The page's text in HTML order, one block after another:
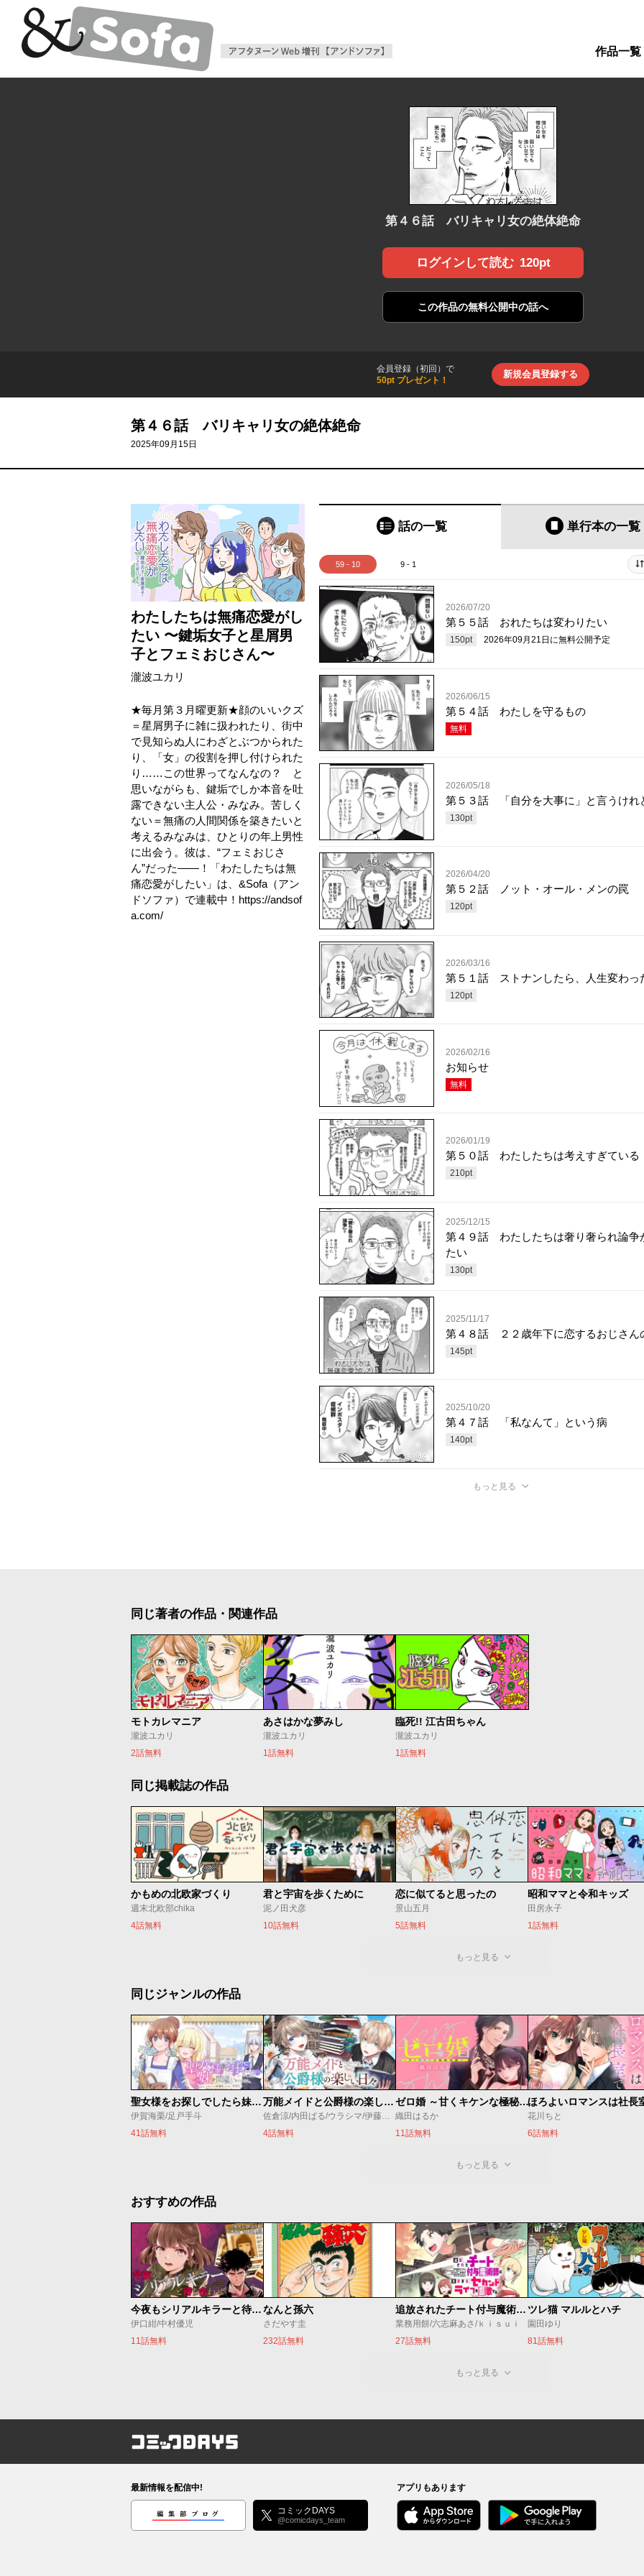
アフタヌーンWeb増刊【アンドソファ】 作品一覧
第４６話 バリキャリ女の絶体絶命
ログインして読む 120pt
この作品の無料公開中の話へ
会員登録（初回）で
50pt プレゼント！
新規会員登録する
第４６話 バリキャリ女の絶体絶命
2025年09月15日
わたしたちは無痛恋愛がし
たい 〜鍵垢女子と星屑男
子とフェミおじさん〜
瀧波ユカリ
★毎月第３月曜更新★顔のいいクズ
＝星屑男子に雑に扱われたり、街中
で見知らぬ人にわざとぶつかられた
り、「女」の役割を押し付けられた
り……この世界ってなんなの？ と
思いながらも、鍵垢でしか本音を吐
露できない主人公・みなみ。苦しく
ない＝無痛の人間関係を築きたいと
考えるみなみは、ひとりの年上男性
に出会う。彼は、“フェミおじさ
ん”だった――！「わたしたちは無
痛恋愛がしたい」は、&Sofa（アン
ドソファ）で連載中！https://andsof
a.com/
話の一覧 単行本の一覧
59 - 10 9 - 1
2026/07/20
第５５話 おれたちは変わりたい
150pt 2026年09月21日 に無料公開予定
2026/06/15
第５４話 わたしを守るもの
無料
2026/05/18
第５３話 「自分を大事に」と言うけれ
130pt
2026/04/20
第５２話 ノット・オール・メンの罠
120pt
2026/03/16
第５１話 ストナンしたら、人生変わっ
120pt
2026/02/16
お知らせ
無料
2026/01/19
第５０話 わたしたちは考えすぎている
210pt
2025/12/15
第４９話 わたしたちは奢り奢られ論争
たい
130pt
2025/11/17
第４８話 ２２歳年下に恋するおじさん
145pt
2025/10/20
第４７話 「私なんて」という病
140pt
もっと見る
同じ著者の作品・関連作品
モトカレマニア
瀧波ユカリ
2話無料
あさはかな夢みし
瀧波ユカリ
1話無料
臨死!! 江古田ちゃん
瀧波ユカリ
1話無料
同じ掲載誌の作品
かもめの北欧家づくり
週末北欧部chika
4話無料
君と宇宙を歩くために
泥ノ田犬彦
10話無料
恋に似てると思ったの
景山五月
5話無料
昭和ママと令和キッズ
田房永子
1話無料
もっと見る
同じジャンルの作品
聖女様をお探しでしたら妹で間違いありません。さあどうぞお連れください、今すぐ。
伊賀海栗/足戸手斗
41話無料
万能メイドと公爵様の楽しい日々
佐倉涼/内田ぱる/ウラシマ/伊藤テリヤキ
4話無料
ゼロ婚 ～甘くキケンな極秘任務～
織田はるか
11話無料
ほろよいロマンスは社長
花川ちと
6話無料
もっと見る
おすすめの作品
今夜もシリアルキラーと待ち合わせ
伊口紺/中村優児
11話無料
なんと孫六
さだやす圭
232話無料
追放されたチート付与魔術師は気ままなセカンドライフを謳歌する。 ～俺は武器だけじゃなく、あらゆるものに『強化ポイント』を付与できるし、俺の意思でいつでも効果を解除できるけど、残った人たち大丈夫？～
業務用餅/六志麻あさ/ｋｉｓｕｉ
27話無料
ツレ猫 マルルとハチ
園田ゆり
81話無料
もっと見る
コミックDAYS
最新情報を配信中!
編集部ブログ コミックDAYS
@comicdays_team
アプリもあります